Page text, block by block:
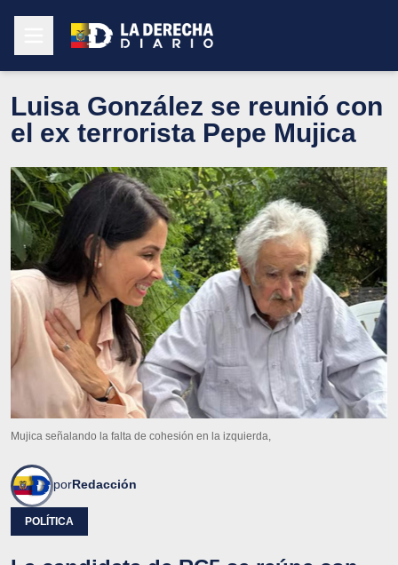
Luisa González se reunió con
el ex terrorista Pepe Mujica
Mujica señalando la falta de cohesión en la izquierda,
porRedacción
POLÍTICA